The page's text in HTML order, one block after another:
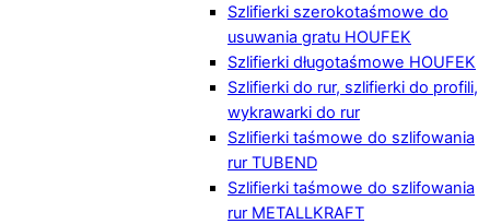
Szlifierki szerokotaśmowe do
usuwania gratu HOUFEK
Szlifierki długotaśmowe HOUFEK
Szlifierki do rur, szlifierki do profili,
wykrawarki do rur
Szlifierki taśmowe do szlifowania
rur TUBEND
Szlifierki taśmowe do szlifowania
rur METALLKRAFT